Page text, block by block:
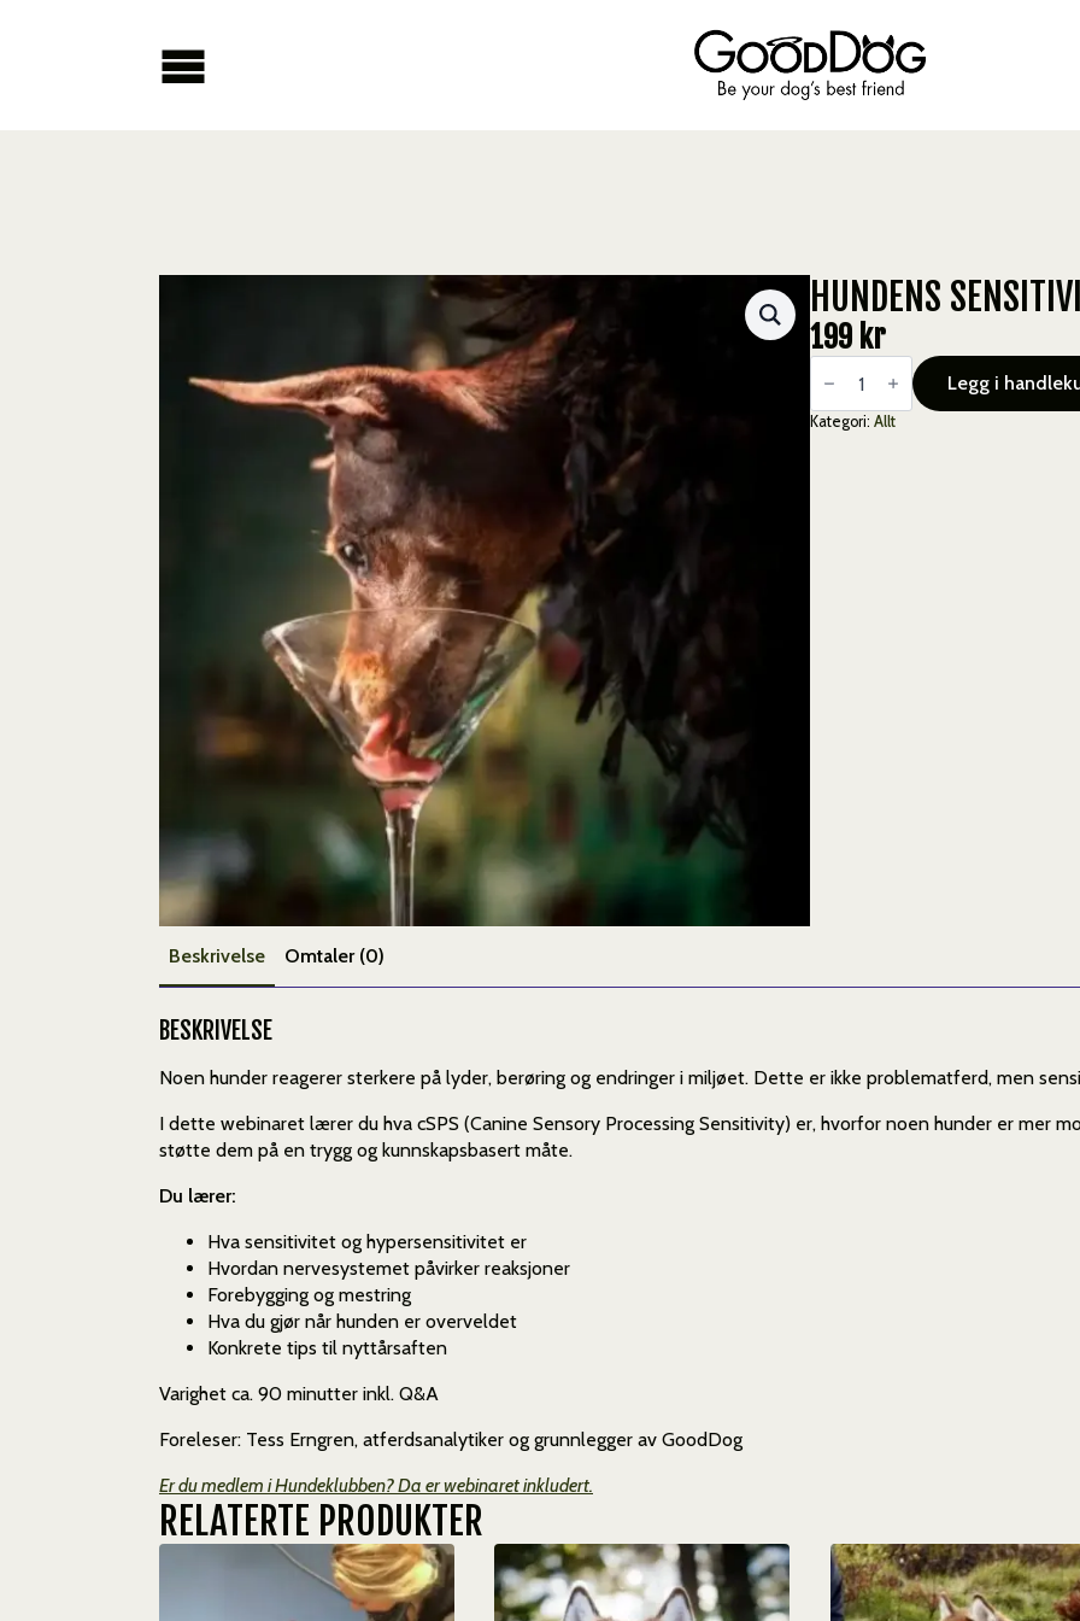
HUNDENS
199 kr
Hundens
Sensitivitet
Legg i
Kategori: Allt
Beskrivelse Omtaler (0)
BESKRIVELSE
Noen hunder reagerer sterkere på lyder, berøring og endringer i miljøet. Dette er ikke problematferd, men
I dette webinaret lærer du hva cSPS (Canine Sensory Processing Sensitivity) er, hvorfor noen hunder er mer
støtte dem på en trygg og kunnskapsbasert måte.
Du lærer:
Hva sensitivitet og hypersensitivitet er
Hvordan nervesystemet påvirker reaksjoner
Forebygging og mestring
Hva du gjør når hunden er overveldet
Konkrete tips til nyttårsaften
Varighet ca. 90 minutter inkl. Q&A
Foreleser: Tess Erngren, atferdsanalytiker og grunnlegger av GoodDog
Er du medlem i Hundeklubben? Da er webinaret inkludert.
RELATERTE PRODUKTER